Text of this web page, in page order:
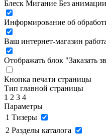
Блеск Мигание Без анимации
Информирование об
Ваш интернет-магазин
Отображать блок "Заказать
Кнопка печати страницы
Тип главной страницы
1 2 3 4
Параметры
1 Тизеры
2 Разделы каталога